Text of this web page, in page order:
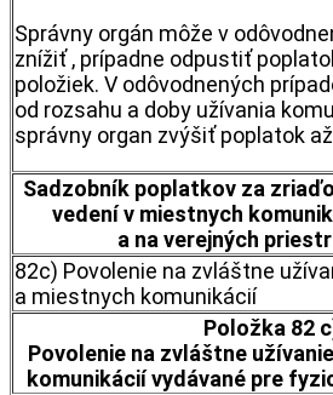
Správny orgán môže v
znížiť , prípadne odpustiť
položiek. V odôvodnených
od rozsahu a doby užívania
správny organ zvýšiť poplatok
Sadzobník poplatkov za
vedení v miestnych
a na verejných
82c) Povolenie na zvláštne
a miestnych komunikácií
Položka 82
Povolenie na zvláštne
komunikácií vydávané pre